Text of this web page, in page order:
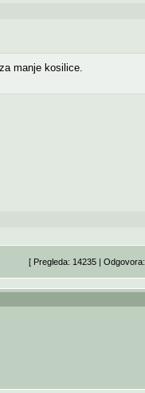
manje kosilice.
[ Pregleda: 14235 |